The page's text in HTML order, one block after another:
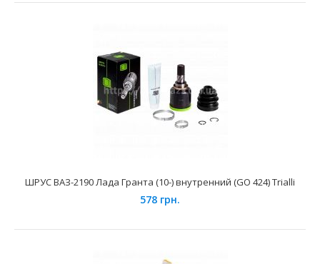
Применение на автомобилях семейства ВАЗ-2108, 2109,
21099 "Lada Samara", 2113, 2114, 2115 "Lada Sama..
ШРУС ВАЗ-2190 Лада Гранта (10-) внутренний (GO 424) Trialli
578 грн.